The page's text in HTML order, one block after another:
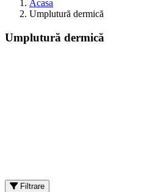
Acasa
Umplutură dermică
Umplutură dermică
Filtrare